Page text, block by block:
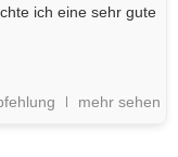
ich eine sehr gute
mehr sehen